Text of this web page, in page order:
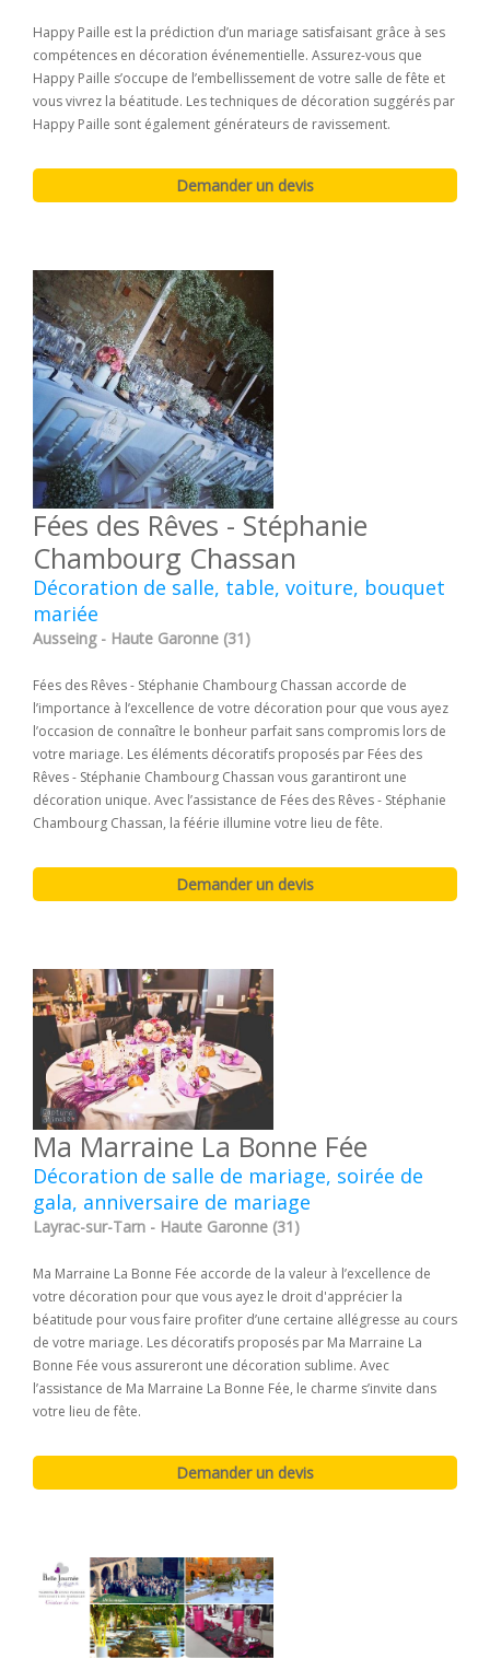
Happy Paille est la prédiction d’un mariage satisfaisant grâce à ses
compétences en décoration événementielle. Assurez-vous que
Happy Paille s’occupe de l’embellissement de votre salle de fête et
vous vivrez la béatitude. Les techniques de décoration suggérés par
Happy Paille sont également générateurs de ravissement.
Fées des Rêves - Stéphanie
Chambourg Chassan
Décoration de salle, table, voiture, bouquet
mariée
Ausseing - Haute Garonne (31)
Fées des Rêves - Stéphanie Chambourg Chassan accorde de
l’importance à l’excellence de votre décoration pour que vous ayez
l’occasion de connaître le bonheur parfait sans compromis lors de
votre mariage. Les éléments décoratifs proposés par Fées des
Rêves - Stéphanie Chambourg Chassan vous garantiront une
décoration unique. Avec l’assistance de Fées des Rêves - Stéphanie
Chambourg Chassan, la féérie illumine votre lieu de fête.
Ma Marraine La Bonne Fée
Décoration de salle de mariage, soirée de
gala, anniversaire de mariage
Layrac-sur-Tarn - Haute Garonne (31)
Ma Marraine La Bonne Fée accorde de la valeur à l’excellence de
votre décoration pour que vous ayez le droit d'apprécier la
béatitude pour vous faire profiter d’une certaine allégresse au cours
de votre mariage. Les décoratifs proposés par Ma Marraine La
Bonne Fée vous assureront une décoration sublime. Avec
l’assistance de Ma Marraine La Bonne Fée, le charme s’invite dans
votre lieu de fête.